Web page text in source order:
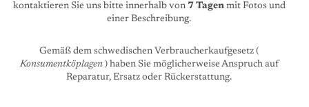
kontaktieren Sie uns bitte innerhalb von 7 Tagenmit Fotos und
einer Beschreibung.
Gemäß dem schwedischen Verbraucherkaufgesetz (
Konsumentköplagen) haben Sie möglicherweise Anspruch auf
Reparatur, Ersatz oder Rückerstattung.